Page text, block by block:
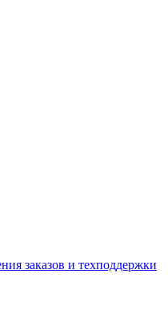
заказов и техподдержки